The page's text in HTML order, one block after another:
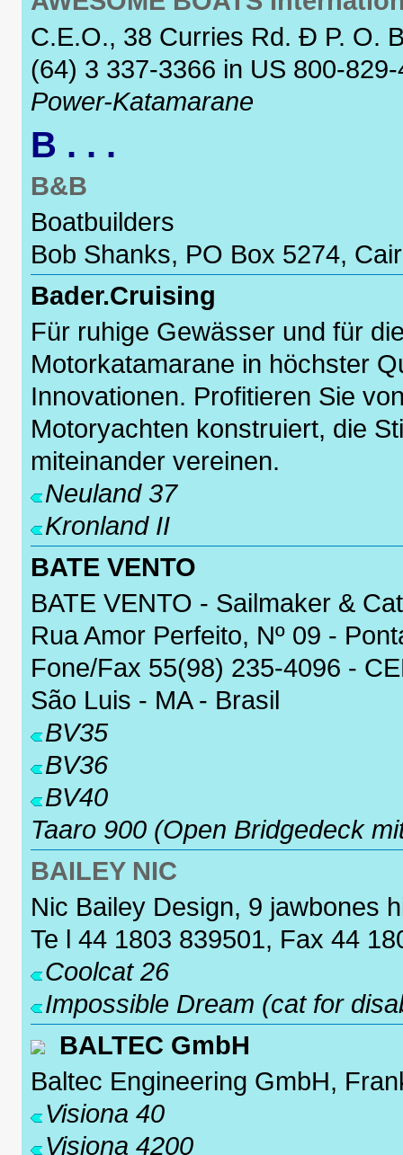
C.E.O., 38 Curries Rd. Ð P. O.
(64) 3 337-3366 in US 800-
Power-Katamarane
B . . .
B&B
Boatbuilders
Bob Shanks, PO Box 5274,
Bader.Cruising
Für ruhige Gewässer und für
Motorkatamarane in höchster
Innovationen. Profitieren Sie
Motoryachten konstruiert, die
miteinander vereinen.
Neuland 37
Kronland II
BATE VENTO
BATE VENTO - Sailmaker &
Rua Amor Perfeito, Nº 09 -
Fone/Fax 55(98) 235-4096 -
São Luis - MA - Brasil
BV35
BV36
BV40
Taaro 900 (Open Bridgedeck
BAILEY NIC
Nic Bailey Design, 9 jawbones
Te l 44 1803 839501, Fax 44
Coolcat 26
Impossible Dream (cat for
BALTEC GmbH
Baltec Engineering GmbH,
Visiona 40
Visiona 4200